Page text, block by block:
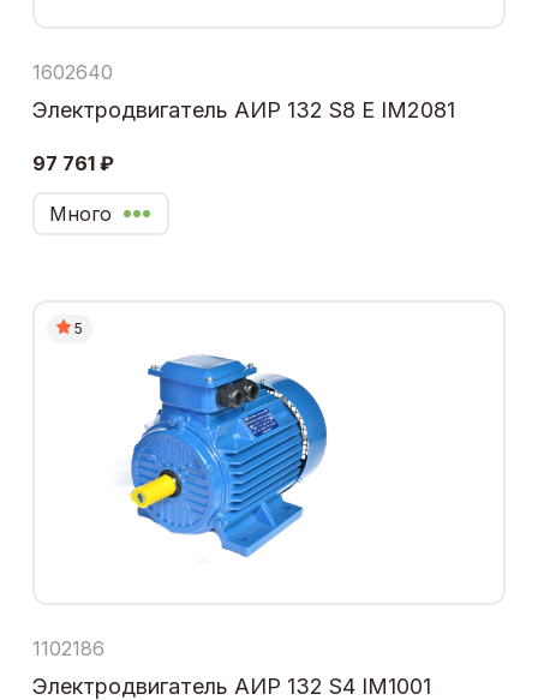
1602640
Электродвигатель АИР 132 S8 Е IM2081
97 761 ₽
Много
5
1102186
Электродвигатель АИР 132 S4 IM1001